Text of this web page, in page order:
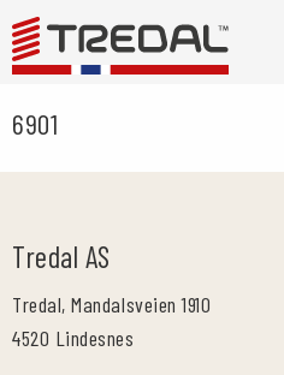
6901
Tredal AS
Tredal, Mandalsveien 1910
4520 Lindesnes